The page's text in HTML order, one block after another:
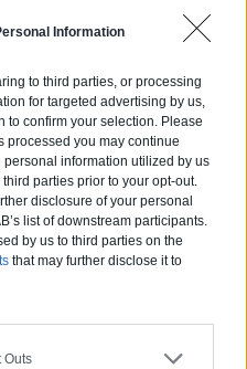
Information
to third parties, or processing
for targeted advertising by us,
to confirm your selection. Please
processed you may continue
information utilized by us
parties prior to your opt-out.
disclosure of your personal
list of downstream participants.
by us to third parties on the
that may further disclose it to
Outs